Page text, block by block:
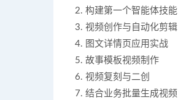
2. 构建第一个智能体技能
3. 视频创作与自动化剪辑
4. 图文详情页应用实战
5. 故事模板视频制作
6. 视频复刻与二创
7. 结合业务批量生成视频